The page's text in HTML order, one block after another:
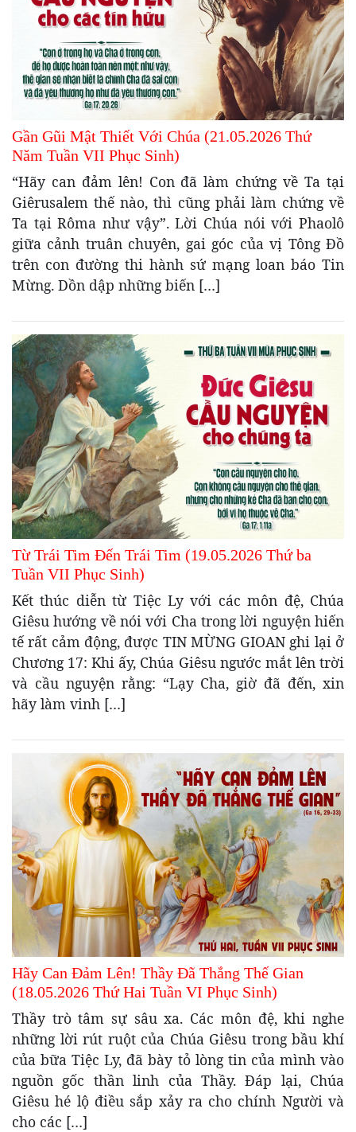
Gần Gũi Mật Thiết Với Chúa (21.05.2026 Thứ
Năm Tuần VII Phục Sinh)
“Hãy can đảm lên! Con đã làm chứng về Ta tại
Giêrusalem thế nào, thì cũng phải làm chứng về
Ta tại Rôma như vậy”. Lời Chúa nói với Phaolô
giữa cảnh truân chuyên, gai góc của vị Tông Đồ
trên con đường thi hành sứ mạng loan báo Tin
Mừng. Dồn dập những biến […]
Từ Trái Tim Đến Trái Tim (19.05.2026 Thứ ba
Tuần VII Phục Sinh)
Kết thúc diễn từ Tiệc Ly với các môn đệ, Chúa
Giêsu hướng về nói với Cha trong lời nguyện hiến
tế rất cảm động, được TIN MỪNG GIOAN ghi lại ở
Chương 17: Khi ấy, Chúa Giêsu ngước mắt lên trời
và cầu nguyện rằng: “Lạy Cha, giờ đã đến, xin
hãy làm vinh […]
Hãy Can Đảm Lên! Thầy Đã Thắng Thế Gian
(18.05.2026 Thứ Hai Tuần VI Phục Sinh)
Thầy trò tâm sự sâu xa. Các môn đệ, khi nghe
những lời rút ruột của Chúa Giêsu trong bầu khí
của bữa Tiệc Ly, đã bày tỏ lòng tin của mình vào
nguồn gốc thần linh của Thầy. Đáp lại, Chúa
Giêsu hé lộ điều sắp xảy ra cho chính Người và
cho các […]